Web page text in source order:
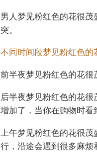
男人梦见粉红色的花很
突。
不同时间段梦见粉红色的
前半夜梦见粉红色的花很
后半夜梦见粉红色的花
增加了，当你在购物时看
上午梦见粉红色的花很
行，沿途会遇到很多麻烦